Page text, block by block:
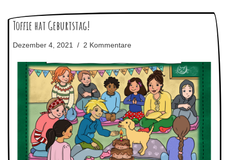
Toffie hat Geburtstag!
Dezember 4, 2021 2 Kommentare